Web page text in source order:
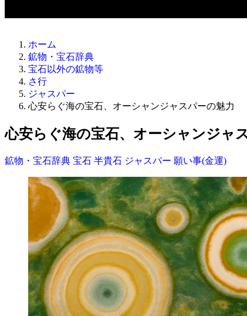
ホーム
鉱物・宝石辞典
宝石以外の鉱物等
さ行
ジャスパー
心安らぐ海の宝石、オーシャンジャスパーの魅力
心安らぐ海の宝石、オーシャンジャ
鉱物・宝石辞典 宝石 半貴石 ジャスパー 願い事(金運)